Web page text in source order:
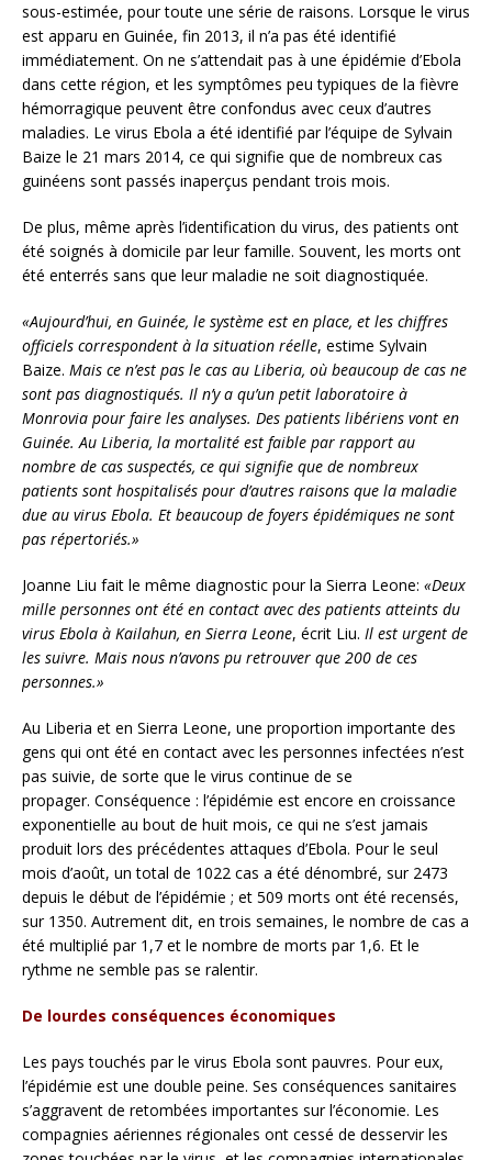
sous-estimée, pour toute une série de raisons. Lorsque le virus
est apparu en Guinée, fin 2013, il n’a pas été identifié
immédiatement. On ne s’attendait pas à une épidémie d’Ebola
dans cette région, et les symptômes peu typiques de la fièvre
hémorragique peuvent être confondus avec ceux d’autres
maladies. Le virus Ebola a été identifié par l’équipe de Sylvain
Baize le 21 mars 2014, ce qui signifie que de nombreux cas
guinéens sont passés inaperçus pendant trois mois.
De plus, même après l’identification du virus, des patients ont
été soignés à domicile par leur famille. Souvent, les morts ont
été enterrés sans que leur maladie ne soit diagnostiquée.
«Aujourd’hui, en Guinée, le système est en place, et les chiffres
officiels correspondent à la situation réelle, estime Sylvain
Baize. Mais ce n’est pas le cas au Liberia, où beaucoup de cas ne
sont pas diagnostiqués. Il n’y a qu’un petit laboratoire à
Monrovia pour faire les analyses. Des patients libériens vont en
Guinée. Au Liberia, la mortalité est faible par rapport au
nombre de cas suspectés, ce qui signifie que de nombreux
patients sont hospitalisés pour d’autres raisons que la maladie
due au virus Ebola. Et beaucoup de foyers épidémiques ne sont
pas répertoriés.»
Joanne Liu fait le même diagnostic pour la Sierra Leone: «Deux
mille personnes ont été en contact avec des patients atteints du
virus Ebola à Kailahun, en Sierra Leone, écrit Liu. Il est urgent de
les suivre. Mais nous n’avons pu retrouver que 200 de ces
personnes.»
Au Liberia et en Sierra Leone, une proportion importante des
gens qui ont été en contact avec les personnes infectées n’est
pas suivie, de sorte que le virus continue de se
propager. Conséquence : l’épidémie est encore en croissance
exponentielle au bout de huit mois, ce qui ne s’est jamais
produit lors des précédentes attaques d’Ebola. Pour le seul
mois d’août, un total de 1022 cas a été dénombré, sur 2473
depuis le début de l’épidémie ; et 509 morts ont été recensés,
sur 1350. Autrement dit, en trois semaines, le nombre de cas a
été multiplié par 1,7 et le nombre de morts par 1,6. Et le
rythme ne semble pas se ralentir.
De lourdes conséquences économiques
Les pays touchés par le virus Ebola sont pauvres. Pour eux,
l’épidémie est une double peine. Ses conséquences sanitaires
s’aggravent de retombées importantes sur l’économie. Les
compagnies aériennes régionales ont cessé de desservir les